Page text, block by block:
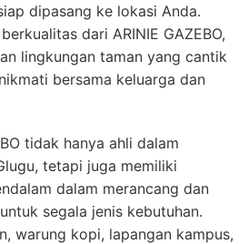
dipasang ke lokasi Anda.
dari ARINIE GAZEBO,
lingkungan taman yang cantik
bersama keluarga dan
tidak hanya ahli dalam
tetapi juga memiliki
dalam merancang dan
segala jenis kebutuhan.
warung kopi, lapangan kampus,